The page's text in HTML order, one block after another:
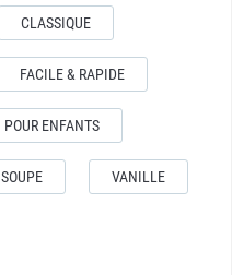
CLASSIQUE
FACILE & RAPIDE
POUR ENFANTS
SOUPE VANILLE